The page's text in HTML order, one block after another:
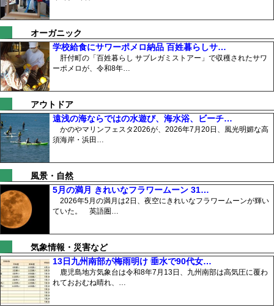
オーガニック
学校給食にサワーポメロ納品 百姓暮らしサ…
肝付町の「百姓暮らし サブレガミストアー」で収穫されたサワ
ーポメロが、令和8年…
アウトドア
遠浅の海ならではの水遊び、海水浴、ビーチ…
かのやマリンフェスタ2026が、2026年7月20日、風光明媚な高
須海岸・浜田…
風景・自然
5月の満月 きれいなフラワームーン 31…
2026年5月の満月は2日、夜空にきれいなフラワームーンが輝い
ていた。 英語圏…
気象情報・災害など
13日九州南部が梅雨明け 垂水で90代女…
鹿児島地方気象台は令和8年7月13日、九州南部は高気圧に覆わ
れておおむね晴れ、…